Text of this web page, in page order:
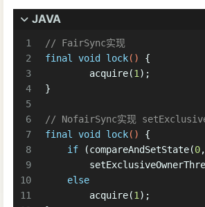
JAVA
1
2
3
4
5
6
7
8
9
10
11
// FairSync实现
final
void lock()
{
	acquire(
1 );
}
// NofairSync实现
final
void lock()
{
if (compareAndSetState(0,
else
        acquire(
1 );